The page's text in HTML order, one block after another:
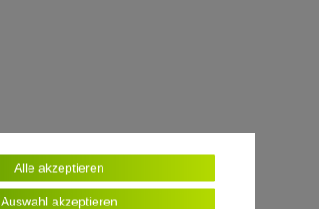
Alle akzeptieren
Auswahl akzeptieren